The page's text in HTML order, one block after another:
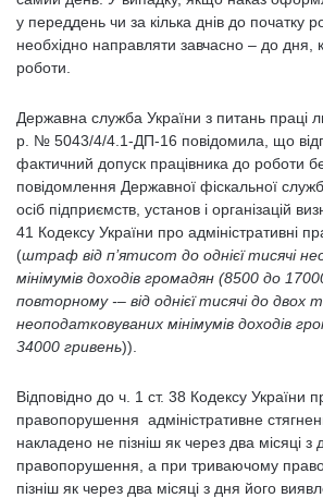
у переддень чи за кілька днів до початку
необхідно направляти завчасно – до дня,
роботи.
Державна служба України з питань праці
р. № 5043/4/4.1-ДП-16 повідомила, що
фактичний допуск працівника до роботи
повідомлення Державної фіскальної
осіб підприємств, установ і організацій
41 Кодексу України про адміністративні
(штраф від п’ятисот до однієї тисячі
мінімумів доходів громадян (8500 до
повторному -– від однієї тисячі до двох
неоподатковуваних мінімумів доходів
34000 гривень)).
Відповідно до ч. 1 ст. 38 Кодексу України
правопорушення адміністративне
накладено не пізніш як через два місяці з
правопорушення, а при триваючому
пізніш як через два місяці з дня його